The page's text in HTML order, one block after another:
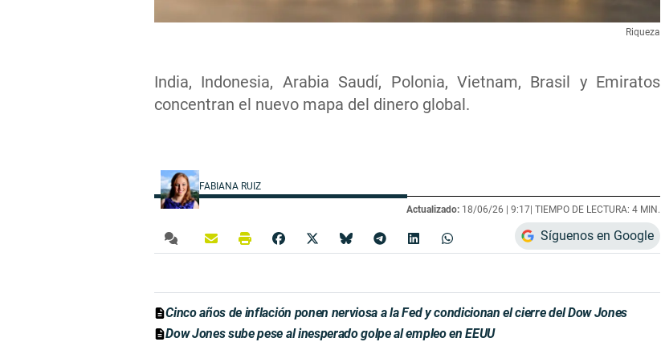
India, Indonesia, Arabia Saudí, Polonia, Vietnam, Brasil y Emiratos
concentran el nuevo mapa del dinero global.
Riqueza
FABIANA RUIZ
Actualizado: 18/06/26 | 9:17 | TIEMPO DE LECTURA: 4 MIN.
Síguenos en Google
Cinco años de inflación ponen nerviosa a la Fed y condicionan el cierre del Dow Jones
Dow Jones sube pese al inesperado golpe al empleo en EEUU